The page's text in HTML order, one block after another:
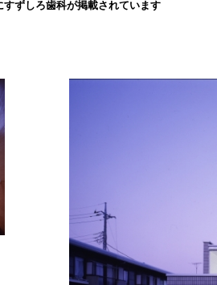
ずしろ歯科が掲載されています